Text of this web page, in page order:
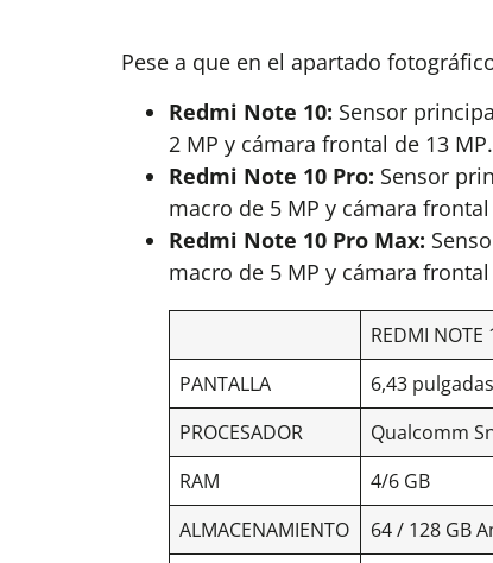
Pese a que en el apartado
Redmi Note 10: Sensor
2 MP y cámara frontal de 13 MP.
Redmi Note 10 Pro: Sensor
macro de 5 MP y cámara frontal
Redmi Note 10 Pro Max:
macro de 5 MP y cámara frontal
REDMI NOTE
PANTALLA
6,43
PROCESADOR
Qualcomm
RAM
4/6 GB
ALMACENAMIENTO
64 / 128 GB